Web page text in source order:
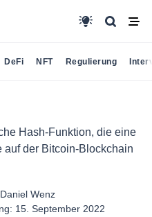
DeFi NFT Regulierung
Hash-Funktion, die eine
auf der Bitcoin-Blockchain
Daniel Wenz
15. September 2022